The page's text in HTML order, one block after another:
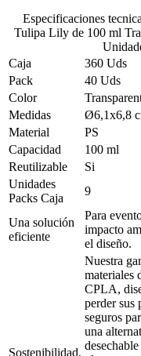
Especificaciones
Tulipa Lily de 100 ml
Caja
360 Uds
Pack
40 Uds
Color
Medidas
Ø6,1x6,8
Material
PS
Capacidad
100 ml
Reutilizable
Si
Unidades
Packs Caja
9
Una solución
eficiente
Para
impacto
el diseño.
Sostenibilidad,
Nuestra
materiales
CPLA,
perder sus
seguros
una